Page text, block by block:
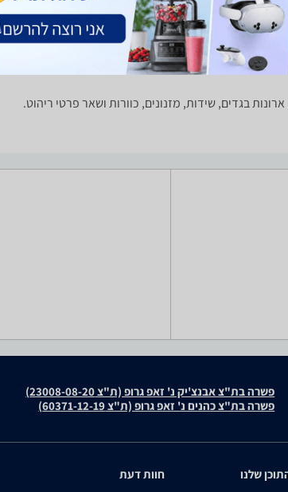
מזנונים ושולחנות טלוויזיה
בגדים, שידות, מזנונים, כוורות ושאר פרטי ריהוט.
פשרה בת"צ אבנצ'יק נ' זאפ גרופ (ת"צ 23008-08-20)
פשרה בת"צ כהנים נ' זאפ גרופ (ת"צ 60371-12-19)
שלנו חוות דעת